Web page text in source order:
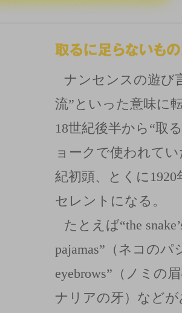
ナンセンスの遊び
流”といった意味に
18世紀後半から“取
ョークで使われて
紀初頭、とくに
セレントになる。
たとえば“the
pajamas”（ネコのパ
eyebrows”（ノミの
ナリアの牙）など